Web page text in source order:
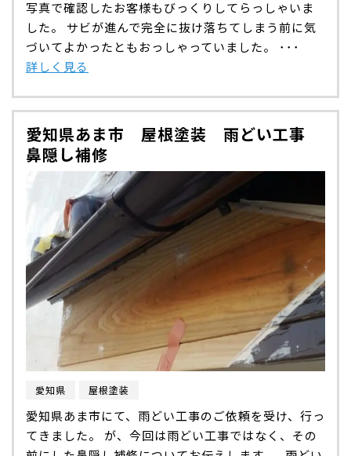
写真で確認したお客様もびっくりしてらっしゃいま
した。 サビが進んで完全に抜け落ちてしまう前に気
づいてよかったともおっしゃっていました。 ･･･
詳しく見る
愛知県あま市 屋根塗装 雨どい工事
鼻隠し補修
愛知県 屋根塗装
愛知県あま市にて、雨どい工事のご依頼を受け、行っ
てきました。 が、今回は雨どい工事ではなく、その